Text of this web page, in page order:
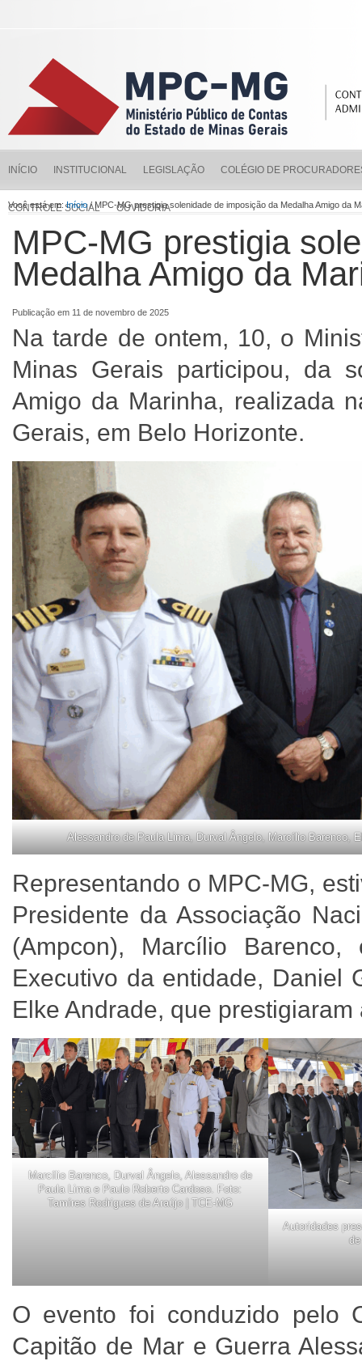
INÍCIO INSTITUCIONAL LEGISLAÇÃO COLÉGIO DE
CONTROLE SOCIAL OUVIDORIA
Você está em:Início/ MPC-MG prestigia solenidade de imposição da Medalha Amigo da
MPC-MG prestigia
Medalha Amigo da
Publicação em 11 de novembro de 2025
Na tarde de ontem, 10, o
Minas Gerais participou, da
Amigo da Marinha, realizada
Gerais, em Belo Horizonte.
Alessandro de Paula Lima, Durval Ângelo, Marcílio Barenco,
Representando o MPC-MG,
Presidente da Associação
(Ampcon), Marcílio
Executivo da entidade, Daniel
Elke Andrade, que
Marcílio Barenco, Durval Ângelo, Alessandro de
Paula Lima e Paulo Roberto Cardoso. Foto:
Tamíres Rodrigues de Araújo | TCE-MG
Autoridades
O evento foi conduzido pelo
Capitão de Mar e Guerra